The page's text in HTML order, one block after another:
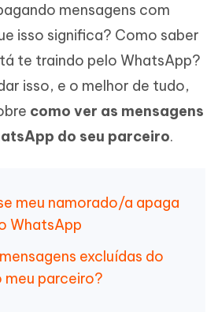
mensagens com
isso significa? Como saber
te traindo pelo WhatsApp?
isso, e o melhor de tudo,
como ver as mensagens
do seu parceiro.
meu namorado/a apaga
WhatsApp
excluídas do
parceiro?